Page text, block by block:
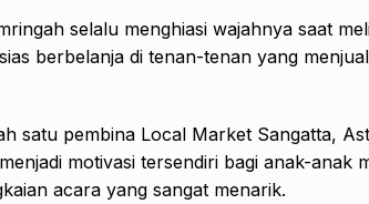
selalu menghiasi wajahnya saat
berbelanja di tenan-tenan yang
satu pembina Local Market Sangatta,
motivasi tersendiri bagi anak-anak
acara yang sangat menarik.